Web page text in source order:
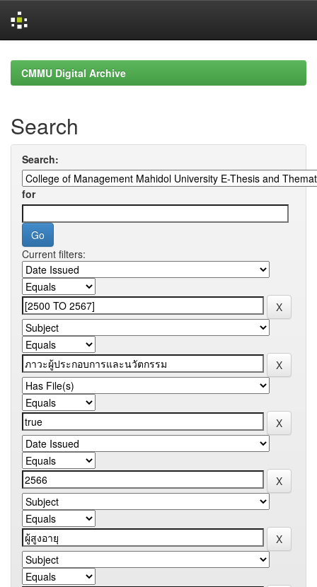
navigationCMMU Digital Archive
Search
Search:
for
Current filters: